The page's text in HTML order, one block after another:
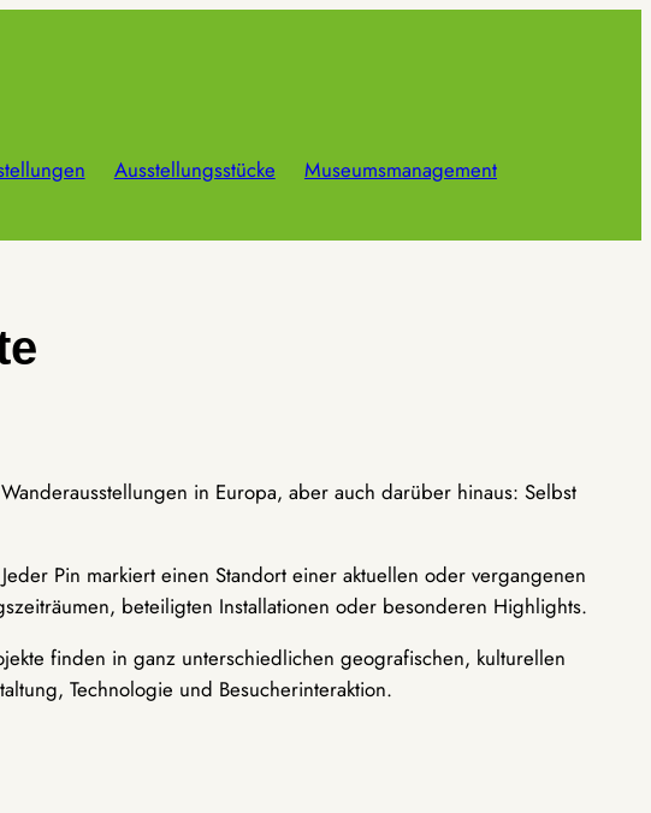
Ausstellungsstücke
Museumsmanagement
in Europa, aber auch darüber hinaus: Selbst
Pin markiert einen Standort einer aktuellen oder vergangenen
beteiligten Installationen oder besonderen Highlights.
finden in ganz unterschiedlichen geografischen, kulturellen
Technologie und Besucherinteraktion.